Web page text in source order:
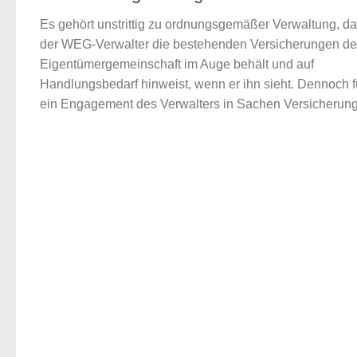
Es gehört unstrittig zu ordnungsgemäßer Verwaltung,
der WEG-Verwalter die bestehenden Versicherungen
Eigentümergemeinschaft im Auge behält und auf
Handlungsbedarf hinweist, wenn er ihn sieht. Dennoch
ein Engagement des Verwalters in Sachen